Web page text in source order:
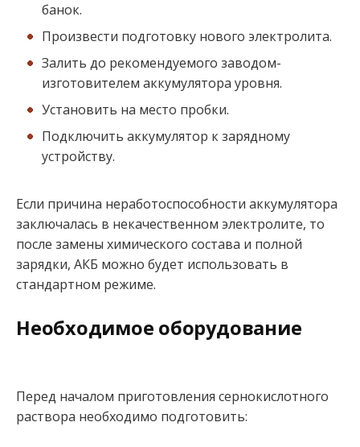
банок.
Произвести подготовку нового электролита.
Залить до рекомендуемого заводом-
изготовителем аккумулятора уровня.
Установить на место пробки.
Подключить аккумулятор к зарядному
устройству.
Если причина неработоспособности аккумулятора
заключалась в некачественном электролите, то
после замены химического состава и полной
зарядки, АКБ можно будет использовать в
стандартном режиме.
Необходимое оборудование
Перед началом приготовления сернокислотного
раствора необходимо подготовить: